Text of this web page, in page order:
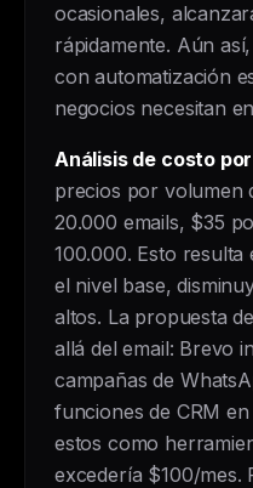
ocasionales,
rápidamente. Aún
con automatización
negocios necesitan
Análisis de costo
precios por volumen
20.000 emails, $35
100.000. Esto resulta
el nivel base,
altos. La propuesta
allá del email: Brevo
campañas de
funciones de CRM
estos como
excedería $100/mes.